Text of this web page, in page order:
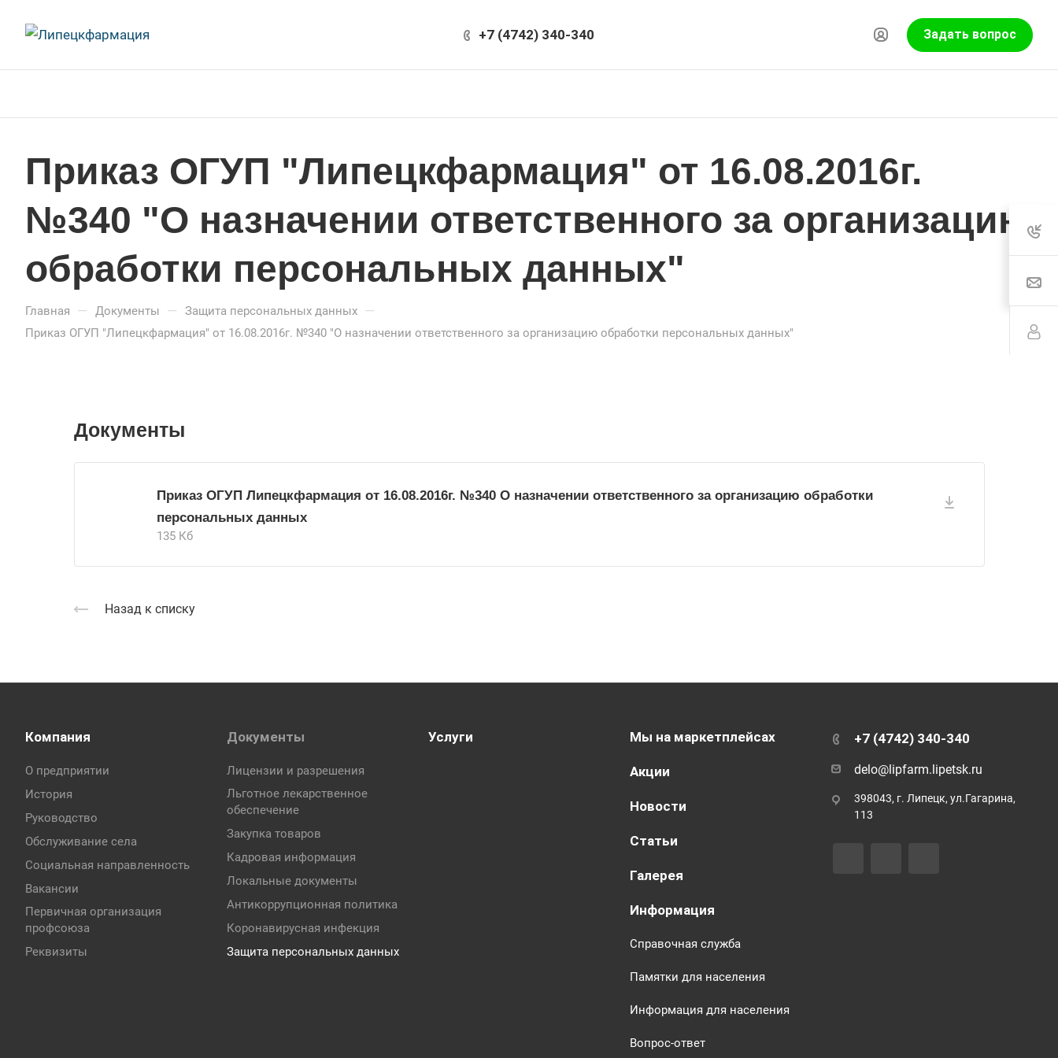
+7 (4742) 340-340 Задать вопрос
Приказ ОГУП "Липецкфармация" от 16.08.2016г.
№340 "О назначении ответственного за организацию
обработки персональных данных"
Главная — Документы — Защита персональных данных —
Приказ ОГУП "Липецкфармация" от 16.08.2016г. №340 "О назначении ответственного за организацию обработки персональных данных"
Документы
Приказ ОГУП Липецкфармация от 16.08.2016г. №340 О назначении ответственного за организацию обработки
персональных данных
135 Кб
Назад к списку
Компания
О предприятии
История
Руководство
Обслуживание села
Социальная направленность
Вакансии
Первичная организация
профсоюза
Реквизиты
Документы
Лицензии и разрешения
Льготное лекарственное
обеспечение
Закупка товаров
Кадровая информация
Локальные документы
Антикоррупционная политика
Коронавирусная инфекция
Защита персональных данных
Услуги Мы на маркетплейсах
Акции
Новости
Статьи
Галерея
Информация
Справочная служба
Памятки для населения
Информация для населения
Вопрос-ответ
+7 (4742) 340-340
delo@lipfarm.lipetsk.ru
398043, г. Липецк, ул.Гагарина,
113